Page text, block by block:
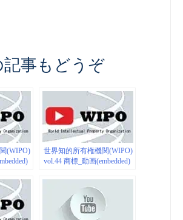
記事もどうぞ
(WIPO)
世界知的所有権機関(WIPO)
vol.44 商標_動画(embedded)